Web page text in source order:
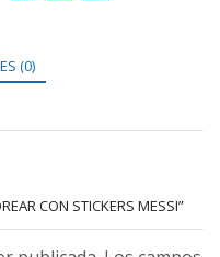
(0)
CON STICKERS MESSI”